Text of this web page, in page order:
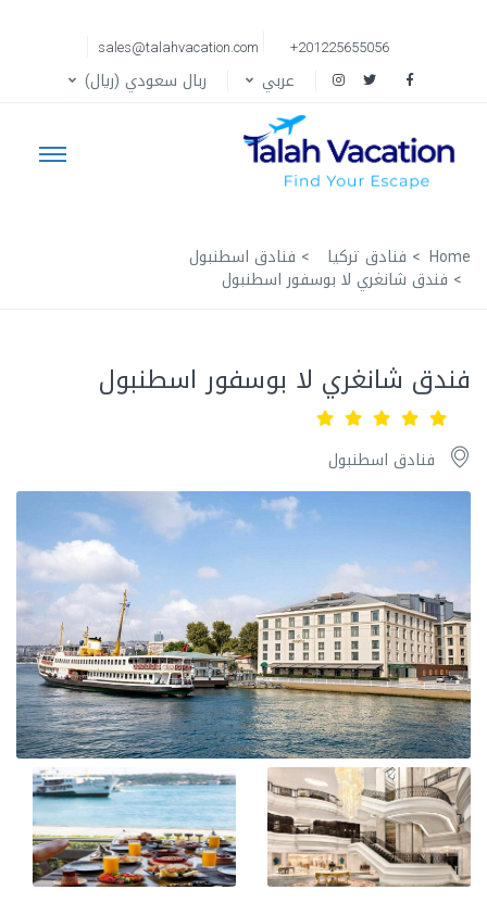
+201225655056
sales@talahvacation.com
عربي ربال سعودي (ريال)
Home فنادق تركيا فنادق اسطنبول
فندق شانغري لا بوسفور اسطنبول
فندق شانغري لا بوسفور اسطنبول
فنادق اسطنبول